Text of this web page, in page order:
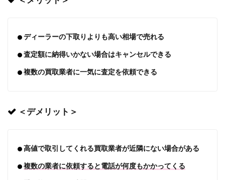
ディーラーの下取りよりも高い相場で売れる
査定額に納得いかない場合はキャンセルできる
複数の買取業者に一気に査定を依頼できる
＜デメリット＞
高値で取引してくれる買取業者が近隣にない場合がある
複数の業者に依頼すると電話が何度もかかってくる